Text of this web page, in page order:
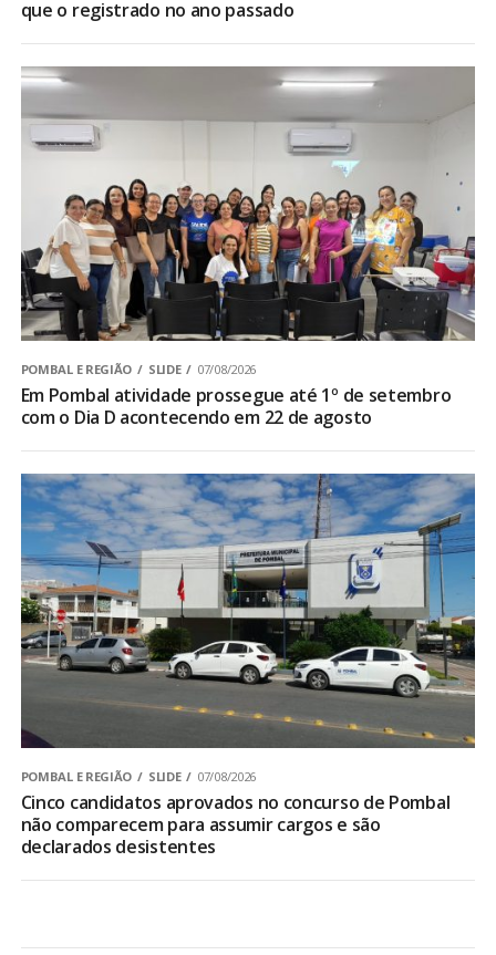
que o registrado no ano passado
POMBAL E REGIÃO SLIDE 07/08/2026
Em Pombal atividade prossegue até 1º de setembro
com o Dia D acontecendo em 22 de agosto
POMBAL E REGIÃO SLIDE 07/08/2026
Cinco candidatos aprovados no concurso de Pombal
não comparecem para assumir cargos e são
declarados desistentes